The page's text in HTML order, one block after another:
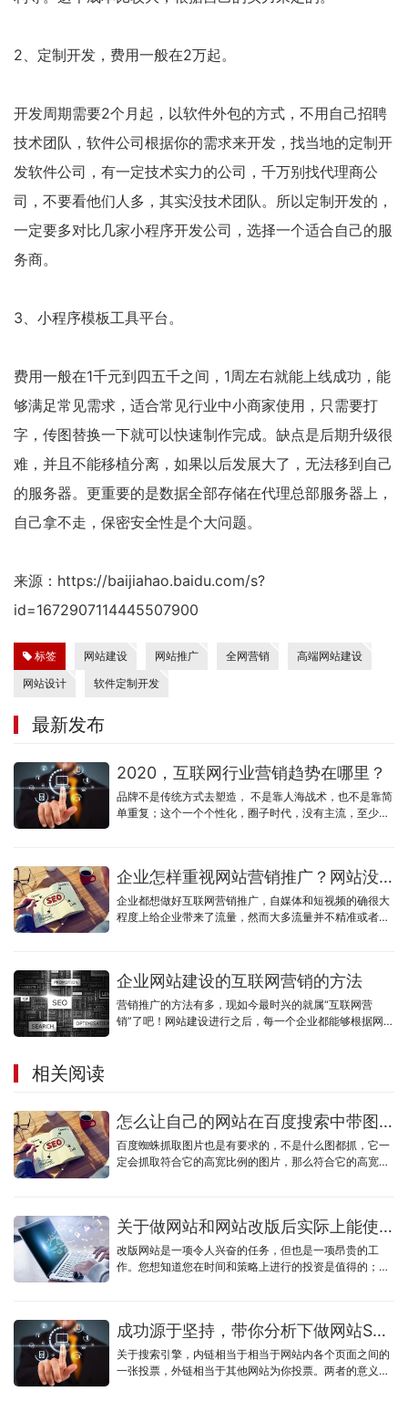
2、定制开发，费用一般在2万起。
开发周期需要2个月起，以软件外包的方式，不用自己招聘
技术团队，软件公司根据你的需求来开发，找当地的定制开
发软件公司，有一定技术实力的公司，千万别找代理商公
司，不要看他们人多，其实没技术团队。所以定制开发的，
一定要多对比几家小程序开发公司，选择一个适合自己的服
务商。
3、小程序模板工具平台。
费用一般在1千元到四五千之间，1周左右就能上线成功，能
够满足常见需求，适合常见行业中小商家使用，只需要打
字，传图替换一下就可以快速制作完成。缺点是后期升级很
难，并且不能移植分离，如果以后发展大了，无法移到自己
的服务器。更重要的是数据全部存储在代理总部服务器上，
自己拿不走，保密安全性是个大问题。
来源：https://baijiahao.baidu.com/s?
id=1672907114445507900
标签 网站建设 网站推广 全网营销
高端网站建设
网站设计
软件定制开发
最新发布
2020，互联网行业营销趋势在哪里？
品牌不是传统方式去塑造， 不是靠人海战术，也不是靠简
单重复；这个一个个性化，圈子时代，没有主流，至少刚
企业怎样重视网站营销推广？网站没有流量怎么办？
企业都想做好互联网营销推广，自媒体和短视频的确很大
程度上给企业带来了流量，然而大多流量并不精准或者流
企业网站建设的互联网营销的方法
营销推广的方法有多，现如今最时兴的就属“互联网营
销”了吧！网站建设进行之后，每一个企业都能够根据网址
济效益。
相关阅读
怎么让自己的网站在百度搜索中带图片显示？
百度蜘蛛抓取图片也是有要求的，不是什么图都抓，它一
定会抓取符合它的高宽比例的图片，那么符合它的高宽比
关于做网站和网站改版后实际上能使用多长时间的问题
改版网站是一项令人兴奋的任务，但也是一项昂贵的工
作。您想知道您在时间和策略上进行的投资是值得的；它
成功源于坚持，带你分析下做网站SEO的重要性
关于搜索引擎，内链相当于相当于网站内各个页面之间的
一张投票，外链相当于其他网站为你投票。两者的意义是